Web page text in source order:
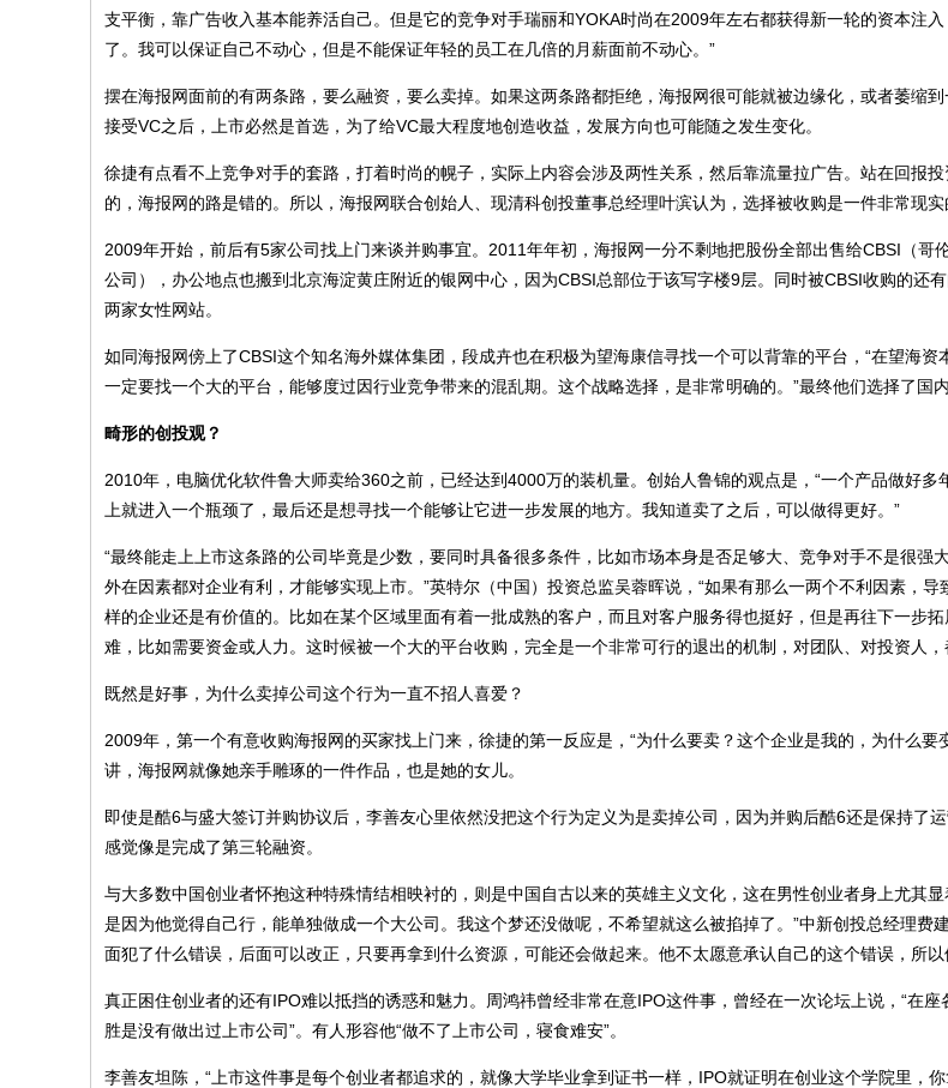
支平衡，靠广告收入基本能养活自己。但是它的竞争对手瑞丽和YOKA时尚在2009年左右都获得新一轮的资本注
了。我可以保证自己不动心，但是不能保证年轻的员工在几倍的月薪面前不动心。”
摆在海报网面前的有两条路，要么融资，要么卖掉。如果这两条路都拒绝，海报网很可能就被边缘化，或者萎缩
接受VC之后，上市必然是首选，为了给VC最大程度地创造收益，发展方向也可能随之发生变化。
徐捷有点看不上竞争对手的套路，打着时尚的幌子，实际上内容会涉及两性关系，然后靠流量拉广告。站在回报
的，海报网的路是错的。所以，海报网联合创始人、现清科创投董事总经理叶滨认为，选择被收购是一件非常现实
2009年开始，前后有5家公司找上门来谈并购事宜。2011年年初，海报网一分不剩地把股份全部出售给CBSI（哥
公司），办公地点也搬到北京海淀黄庄附近的银网中心，因为CBSI总部位于该写字楼9层。同时被CBSI收购的还
两家女性网站。
如同海报网傍上了CBSI这个知名海外媒体集团，段成卉也在积极为望海康信寻找一个可以背靠的平台，“在望海资
一定要找一个大的平台，能够度过因行业竞争带来的混乱期。这个战略选择，是非常明确的。”最终他们选择了国
畸形的创投观？
2010年，电脑优化软件鲁大师卖给360之前，已经达到4000万的装机量。创始人鲁锦的观点是，“一个产品做好多
上就进入一个瓶颈了，最后还是想寻找一个能够让它进一步发展的地方。我知道卖了之后，可以做得更好。”
“最终能走上上市这条路的公司毕竟是少数，要同时具备很多条件，比如市场本身是否足够大、竞争对手不是很强
外在因素都对企业有利，才能够实现上市。”英特尔（中国）投资总监吴蓉晖说，“如果有那么一两个不利因素，
样的企业还是有价值的。比如在某个区域里面有着一批成熟的客户，而且对客户服务得也挺好，但是再往下一步
难，比如需要资金或人力。这时候被一个大的平台收购，完全是一个非常可行的退出的机制，对团队、对投资人，
既然是好事，为什么卖掉公司这个行为一直不招人喜爱？
2009年，第一个有意收购海报网的买家找上门来，徐捷的第一反应是，“为什么要卖？这个企业是我的，为什么要
讲，海报网就像她亲手雕琢的一件作品，也是她的女儿。
即使是酷6与盛大签订并购协议后，李善友心里依然没把这个行为定义为是卖掉公司，因为并购后酷6还是保持了
感觉像是完成了第三轮融资。
与大多数中国创业者怀抱这种特殊情结相映衬的，则是中国自古以来的英雄主义文化，这在男性创业者身上尤其显
是因为他觉得自己行，能单独做成一个大公司。我这个梦还没做呢，不希望就这么被掐掉了。”中新创投总经理费
面犯了什么错误，后面可以改正，只要再拿到什么资源，可能还会做起来。他不太愿意承认自己的这个错误，所
真正困住创业者的还有IPO难以抵挡的诱惑和魅力。周鸿祎曾经非常在意IPO这件事，曾经在一次论坛上说，“在
胜是没有做出过上市公司”。有人形容他“做不了上市公司，寝食难安”。
李善友坦陈，“上市这件事是每个创业者都追求的，就像大学毕业拿到证书一样，IPO就证明在创业这个学院里，